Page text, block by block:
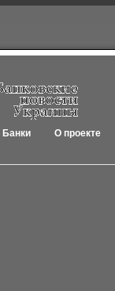
Банки О проекте